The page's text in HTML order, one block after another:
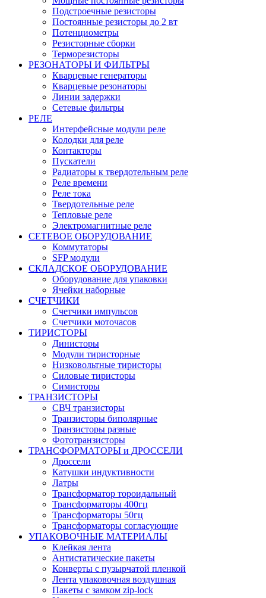
Подстроечные резисторы
Постоянные резисторы до 2 вт
Потенциометры
Резисторные сборки
Терморезисторы
РЕЗОНАТОРЫ И ФИЛЬТРЫ
Кварцевые генераторы
Кварцевые резонаторы
Линии задержки
Сетевые фильтры
РЕЛЕ
Интерфейсные модули реле
Колодки для реле
Контакторы
Пускатели
Радиаторы к твердотельным реле
Реле времени
Реле тока
Твердотельные реле
Тепловые реле
Электромагнитные реле
СЕТЕВОЕ ОБОРУДОВАНИЕ
Коммутаторы
SFP модули
СКЛАДСКОЕ ОБОРУДОВАНИЕ
Оборудование для упаковки
Ячейки наборные
СЧЕТЧИКИ
Счетчики импульсов
Счетчики моточасов
ТИРИСТОРЫ
Динисторы
Модули тиристорные
Низковольтные тиристоры
Силовые тиристоры
Симисторы
ТРАНЗИСТОРЫ
СВЧ транзисторы
Транзисторы биполярные
Транзисторы разные
Фототранзисторы
ТРАНСФОРМАТОРЫ и ДРОССЕЛИ
Дроссели
Катушки индуктивности
Латры
Трансформатор тороидальный
Трансформаторы 400гц
Трансформаторы 50гц
Трансформаторы согласующие
УПАКОВОЧНЫЕ МАТЕРИАЛЫ
Клейкая лента
Антистатические пакеты
Конверты с пузырчатой пленкой
Лента упаковочная воздушная
Пакеты с замком zip-lock